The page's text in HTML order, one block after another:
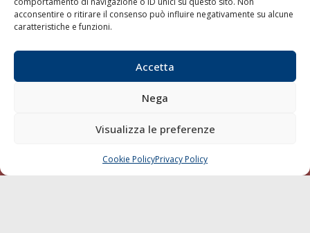
acconsentire o ritirare il consenso può influire negativamente su alcune
caratteristiche e funzioni.
Accetta
Nega
Visualizza le preferenze
Cookie PolicyPrivacy Policy
Blue economy
Chi siamo
Contatti
CHIAMA SCRIVI